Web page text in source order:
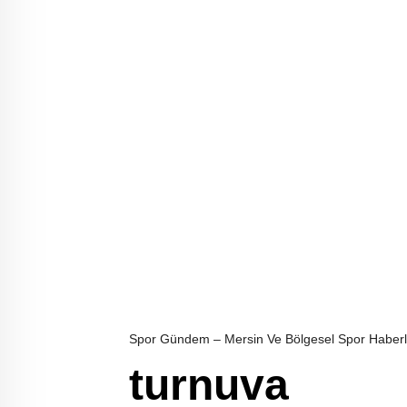
Spor Gündem – Mersin Ve Bölgesel Spor
turnuva